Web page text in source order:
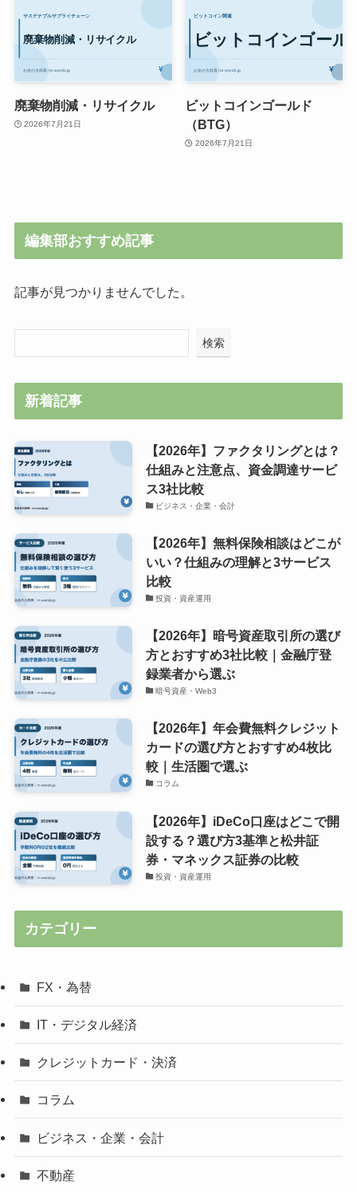
廃棄物削減・リサイクル
2026年7月21日
ビットコインゴールド
（BTG）
2026年7月21日
編集部おすすめ記事
記事が見つかりませんでした。
検索
新着記事
【2026年】ファクタリングとは？
仕組みと注意点、資金調達サービ
ス3社比較
ビジネス・企業・会計
【2026年】無料保険相談はどこが
いい？仕組みの理解と3サービス
比較
投資・資産運用
【2026年】暗号資産取引所の選び
方とおすすめ3社比較｜金融庁登
録業者から選ぶ
暗号資産・Web3
【2026年】年会費無料クレジット
カードの選び方とおすすめ4枚比
較｜生活圏で選ぶ
コラム
【2026年】iDeCo口座はどこで開
設する？選び方3基準と松井証
券・マネックス証券の比較
投資・資産運用
カテゴリー
FX・為替
IT・デジタル経済
クレジットカード・決済
コラム
ビジネス・企業・会計
不動産